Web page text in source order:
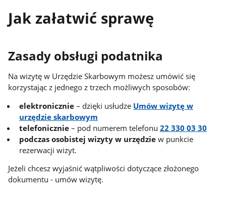
Jak załatwić sprawę
Zasady obsługi podatnika
Na wizytę w Urzędzie Skarbowym możesz umówić się
korzystając z jednego z trzech możliwych sposobów:
elektronicznie – dzięki usłudze Umów wizytę w
urzędzie skarbowym
telefonicznie – pod numerem telefonu22 330 03 30
podczas osobistej wizyty w urzędzie w punkcie
rezerwacji wizyt.
Jeżeli chcesz wyjaśnić wątpliwości dotyczące złożonego
dokumentu - umów wizytę.